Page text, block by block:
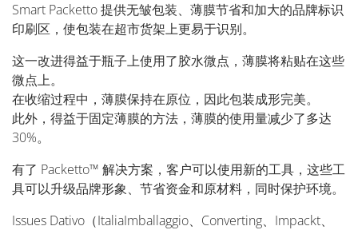
Smart Packetto 提供无皱包装、薄膜节省和加大的品牌标识
印刷区，使包装在超市货架上更易于识别。
这一改进得益于瓶子上使用了胶水微点，薄膜将粘贴在这些
微点上。
在收缩过程中，薄膜保持在原位，因此包装成形完美。
此外，得益于固定薄膜的方法，薄膜的使用量减少了多达
30%。
有了 Packetto™ 解决方案，客户可以使用新的工具，这些工
具可以升级品牌形象、节省资金和原材料，同时保护环境。
Issues Dativo（ItaliaImballaggio、Converting、Impackt、